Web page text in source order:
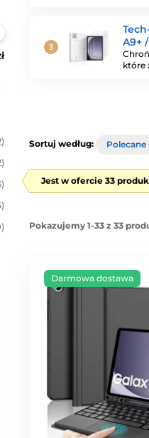
A9+ /
które
Sortuj według: Polecane
Jest w ofercie 33
Pokazujemy 1-33 z 33
Darmowa dostawa